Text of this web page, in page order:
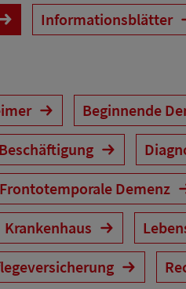
Informationsblätter
Beginnende
Beschäftigung
Frontotemporale Demenz
Krankenhaus